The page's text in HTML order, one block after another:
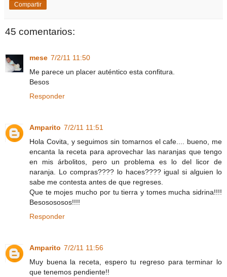
Compartir
45 comentarios:
mese 7/2/11 11:50
Me parece un placer auténtico esta confitura.
Besos
Responder
Amparito 7/2/11 11:51
Hola Covita, y seguimos sin tomarnos el cafe.... bueno, me
encanta la receta para aprovechar las naranjas que tengo
en mis árbolitos, pero un problema es lo del licor de
naranja. Lo compras???? lo haces???? igual si alguien lo
sabe me contesta antes de que regreses.
Que te mojes mucho por tu tierra y tomes mucha sidrina!!!!
Besosososos!!!!
Responder
Amparito 7/2/11 11:56
Muy buena la receta, espero tu regreso para terminar lo
que tenemos pendiente!!